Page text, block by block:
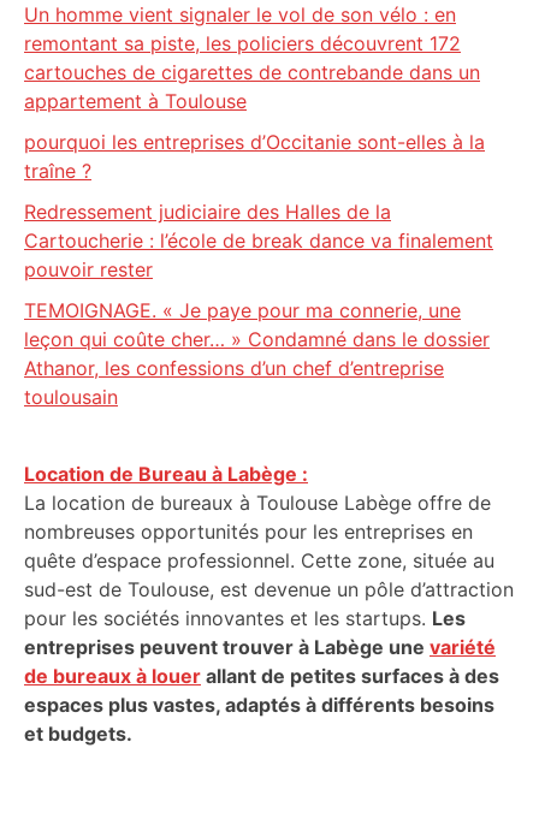
Un homme vient signaler le vol de son vélo : en
remontant sa piste, les policiers découvrent 172
cartouches de cigarettes de contrebande dans un
appartement à Toulouse
pourquoi les entreprises d’Occitanie sont-elles à la
traîne ?
Redressement judiciaire des Halles de la
Cartoucherie : l’école de break dance va finalement
pouvoir rester
TEMOIGNAGE. « Je paye pour ma connerie, une
leçon qui coûte cher… » Condamné dans le dossier
Athanor, les confessions d’un chef d’entreprise
toulousain
Location de Bureau à Labège :
La location de bureaux à Toulouse Labège offre de
nombreuses opportunités pour les entreprises en
quête d’espace professionnel. Cette zone, située au
sud-est de Toulouse, est devenue un pôle d’attraction
pour les sociétés innovantes et les startups. Les
entreprises peuvent trouver à Labège une variété
de bureaux à louer allant de petites surfaces à des
espaces plus vastes, adaptés à différents besoins
et budgets.